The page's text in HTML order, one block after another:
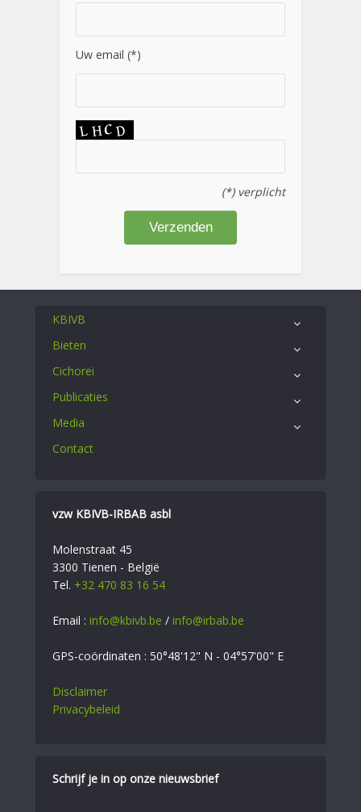
Uw email (*)
(*) verplicht
KBIVB
Bieten
Cichorei
Publicaties
Media
Contact
vzw KBIVB-IRBAB asbl
Molenstraat 45
3300 Tienen - België
Tel. +32 470 83 16 54
Email : info@kbivb.be / info@irbab.be
GPS-coördinaten : 50°48'12" N - 04°57'00" E
Disclaimer
Privacybeleid
Schrijf je in op onze nieuwsbrief